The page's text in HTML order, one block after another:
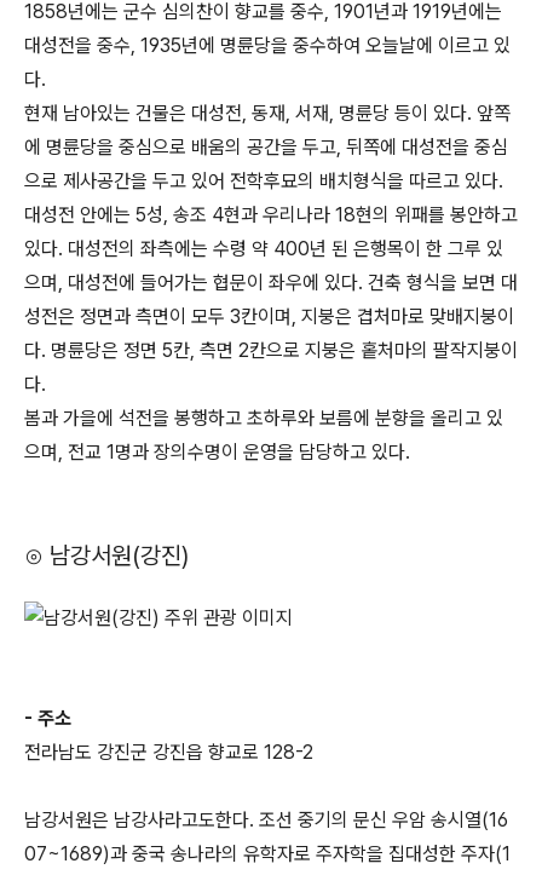
1858년에는 군수 심의찬이 향교를 중수, 1901년과 1919년에는
대성전을 중수, 1935년에 명륜당을 중수하여 오늘날에 이르고 있
다.
현재 남아있는 건물은 대성전, 동재, 서재, 명륜당 등이 있다. 앞쪽
에 명륜당을 중심으로 배움의 공간을 두고, 뒤쪽에 대성전을 중심
으로 제사공간을 두고 있어 전학후묘의 배치형식을 따르고 있다.
대성전 안에는 5성, 송조 4현과 우리나라 18현의 위패를 봉안하고
있다. 대성전의 좌측에는 수령 약 400년 된 은행목이 한 그루 있
으며, 대성전에 들어가는 협문이 좌우에 있다. 건축 형식을 보면 대
성전은 정면과 측면이 모두 3칸이며, 지붕은 겹처마로 맞배지붕이
다. 명륜당은 정면 5칸, 측면 2칸으로 지붕은 홑처마의 팔작지붕이
다.
봄과 가을에 석전을 봉행하고 초하루와 보름에 분향을 올리고 있
으며, 전교 1명과 장의수명이 운영을 담당하고 있다.
⊙ 남강서원(강진)
- 주소
전라남도 강진군 강진읍 향교로 128-2
남강서원은 남강사라고도한다. 조선 중기의 문신 우암 송시열(16
07~1689)과 중국 송나라의 유학자로 주자학을 집대성한 주자(1